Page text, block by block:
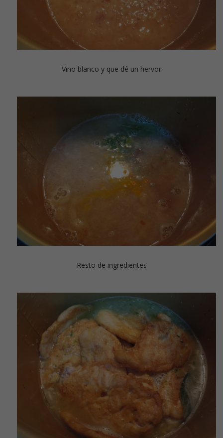
Vino blanco y que dé un hervor
Resto de ingredientes